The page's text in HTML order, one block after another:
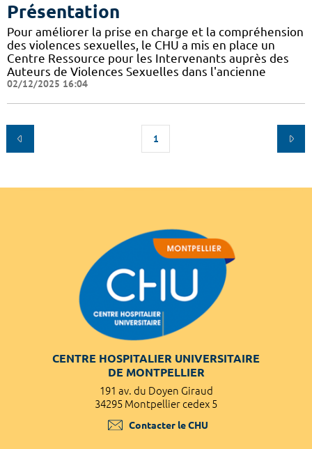
Présentation
Pour améliorer la prise en charge et la compréhension
des violences sexuelles, le CHU a mis en place un
Centre Ressource pour les Intervenants auprès des
Auteurs de Violences Sexuelles dans l'ancienne
02/12/2025 16:04
1
CENTRE HOSPITALIER UNIVERSITAIRE
DE MONTPELLIER
191 av. du Doyen Giraud
34295 Montpellier cedex 5
Contacter le CHU